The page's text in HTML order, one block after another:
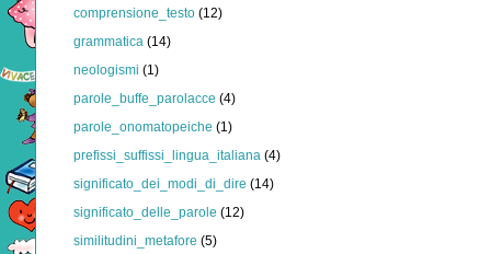
comprensione_testo (12)
grammatica (14)
neologismi (1)
parole_buffe_parolacce (4)
parole_onomatopeiche (1)
prefissi_suffissi_lingua_italiana (4)
significato_dei_modi_di_dire (14)
significato_delle_parole (12)
similitudini_metafore (5)